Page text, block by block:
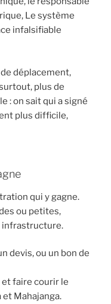
Le système
infalsifiable
déplacement,
plus de
: on sait qui a signé
plus difficile,
qui y gagne.
ou petites,
devis, ou un bon de
et faire courir le
Mahajanga.